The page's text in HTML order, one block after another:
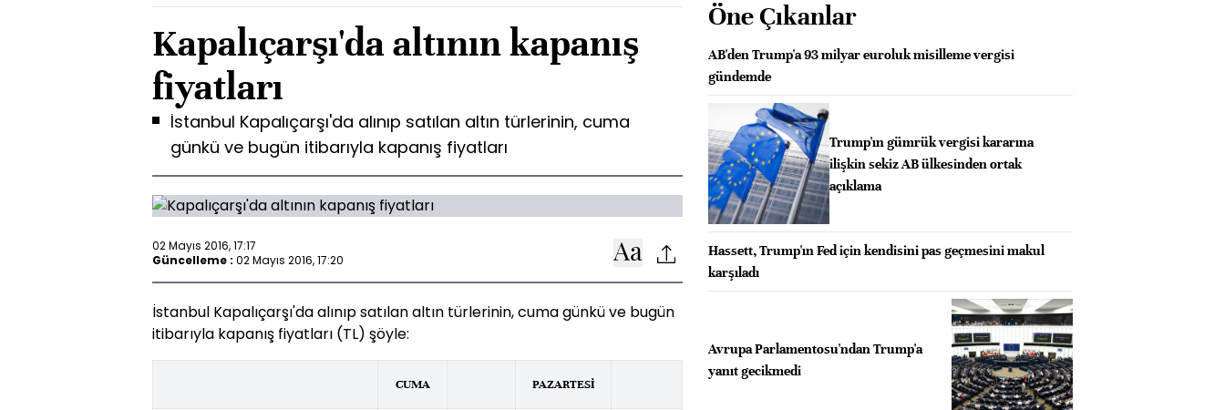
Kapalıçarşı'da altının kapanış
fiyatları
İstanbul Kapalıçarşı'da alınıp satılan altın türlerinin, cuma
günkü ve bugün itibarıyla kapanış fiyatları
02 Mayıs 2016, 17:17
Güncelleme : 02 Mayıs 2016, 17:20
İstanbul Kapalıçarşı'da alınıp satılan altın türlerinin, cuma günkü ve bugün
itibarıyla kapanış fiyatları (TL) şöyle:
CUMA PAZARTESİ
Öne Çıkanlar
AB'den Trump'a 93 milyar euroluk misilleme vergisi
gündemde
Trump'ın gümrük vergisi kararına
ilişkin sekiz AB ülkesinden ortak
açıklama
Hassett, Trump'ın Fed için kendisini pas geçmesini makul
karşıladı
Avrupa Parlamentosu'ndan Trump'a
yanıt gecikmedi